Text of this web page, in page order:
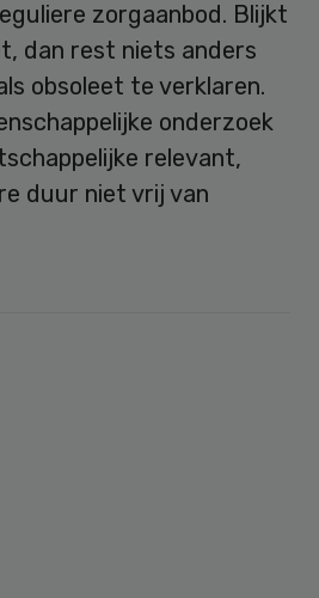
zorgaanbod. Blijkt
dan rest niets anders
obsoleet te verklaren.
onderzoek
relevant,
duur niet vrij van